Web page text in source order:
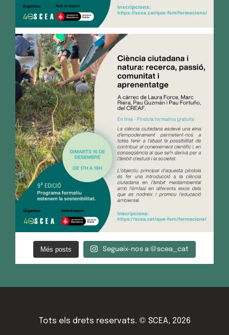
Més posts Segueix-nos a @scea_cat
Tots els drets reservats. © SCEA, 2026